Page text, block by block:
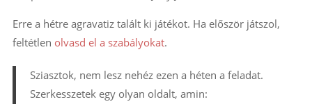
Erre a hétre agravatiz talált ki játékot. Ha először játszol,
feltétlen olvasd el a szabályokat.
Sziasztok, nem lesz nehéz ezen a héten a feladat.
Szerkesszetek egy olyan oldalt, amin: